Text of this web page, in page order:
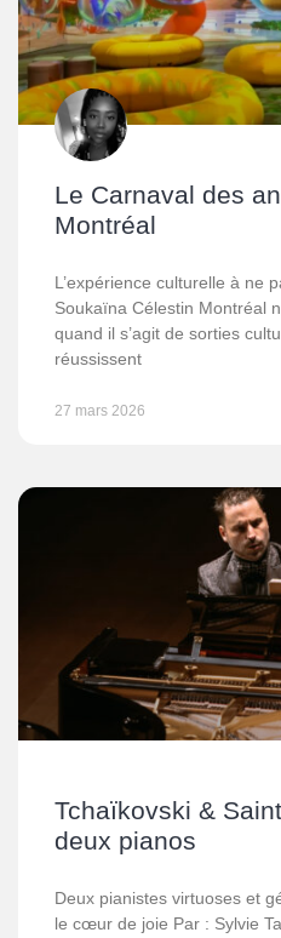
Le Carnaval des
Montréal
L’expérience culturelle à ne
Soukaïna Célestin Montréal
quand il s’agit de sorties
réussissent
27 mars 2026
Tchaïkovski &
deux pianos
Deux pianistes virtuoses et
le cœur de joie Par : Sylvie